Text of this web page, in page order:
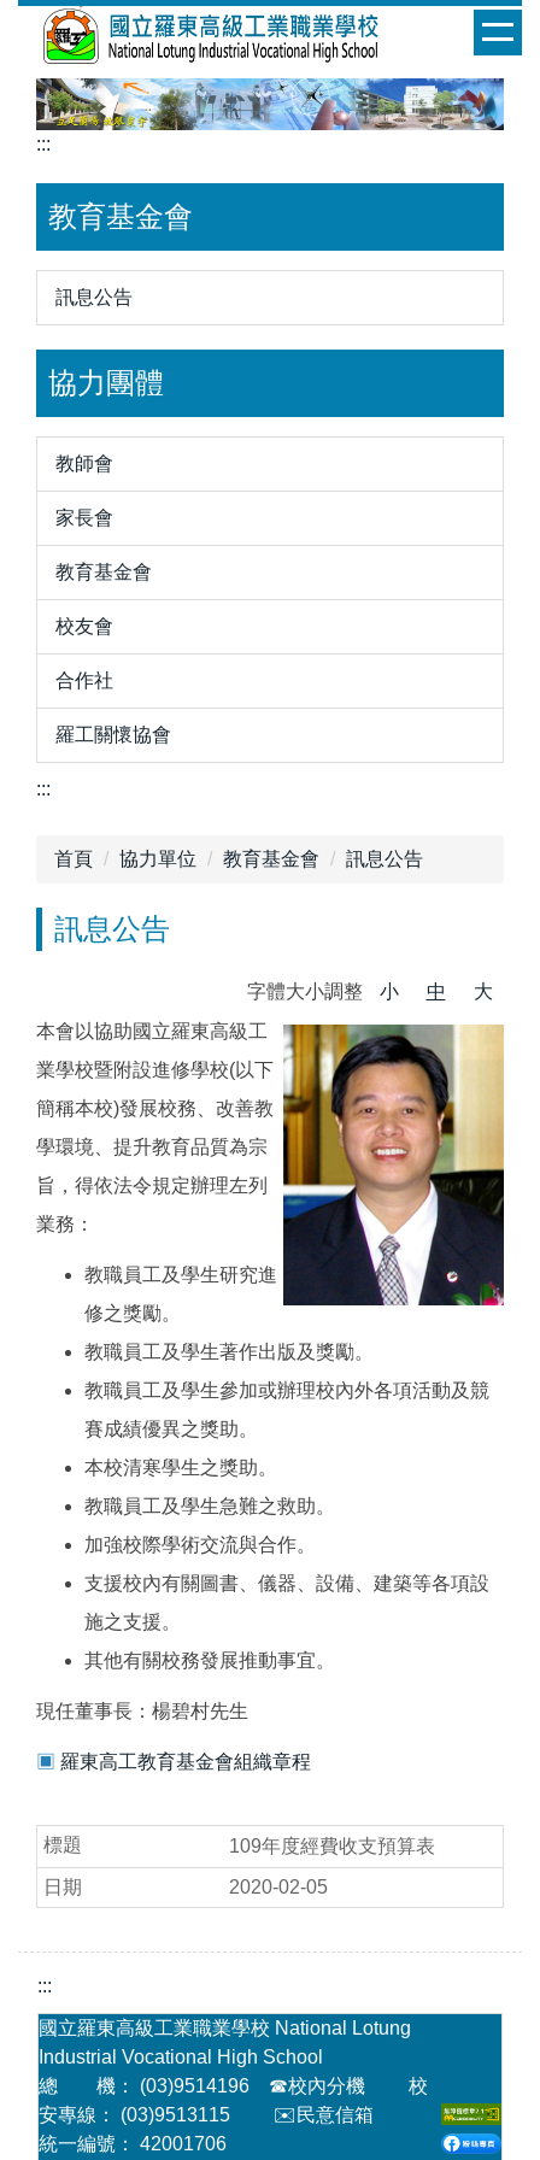
:::
教育基金會
訊息公告
協力團體
教師會
家長會
教育基金會
校友會
合作社
羅工關懷協會
:::
首頁 協力單位 教育基金會 訊息公告
訊息公告
字體大小調整 小 中
大
本會以協助國立羅東高級工
業學校暨附設進修學校(以下
簡稱本校)發展校務、改善教
學環境、提升教育品質為宗
旨，得依法令規定辦理左列
業務：
教職員工及學生研究進
修之獎勵。
教職員工及學生著作出版及獎勵。
教職員工及學生參加或辦理校內外各項活動及競
賽成績優異之獎助。
本校清寒學生之獎助。
教職員工及學生急難之救助。
加強校際學術交流與合作。
支援校內有關圖書、儀器、設備、建築等各項設
施之支援。
其他有關校務發展推動事宜。
現任董事長：楊碧村先生
▣ 羅東高工教育基金會組織章程
109年度經費收支預算表
2020-02-05
:::
國立羅東高級工業職業學校 National Lotung
Industrial Vocational High School
總 機： (03)9514196 ☎校內分機
校
安專線： (03)9513115 ✉️民意信箱
統一編號： 42001706